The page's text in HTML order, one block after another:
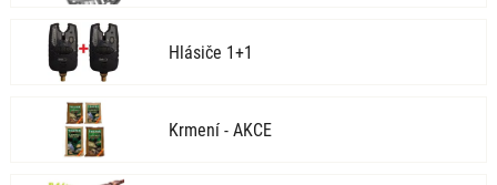
Hlásiče 1+1
Krmení - AKCE